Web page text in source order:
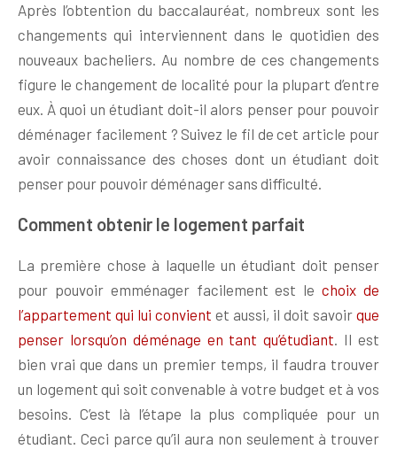
Après l’obtention du baccalauréat, nombreux sont les
changements qui interviennent dans le quotidien des
nouveaux bacheliers. Au nombre de ces changements
figure le changement de localité pour la plupart d’entre
eux. À quoi un étudiant doit-il alors penser pour pouvoir
déménager facilement ? Suivez le fil de cet article pour
avoir connaissance des choses dont un étudiant doit
penser pour pouvoir déménager sans difficulté.
Comment obtenir le logement parfait
La première chose à laquelle un étudiant doit penser
pour pouvoir emménager facilement est lechoix de
l’appartement qui lui convient et aussi, il doit savoir que
penser lorsqu’on déménage en tant qu’étudiant. Il est
bien vrai que dans un premier temps, il faudra trouver
un logement qui soit convenable à votre budget et à vos
besoins. C’est là l’étape la plus compliquée pour un
étudiant. Ceci parce qu’il aura non seulement à trouver